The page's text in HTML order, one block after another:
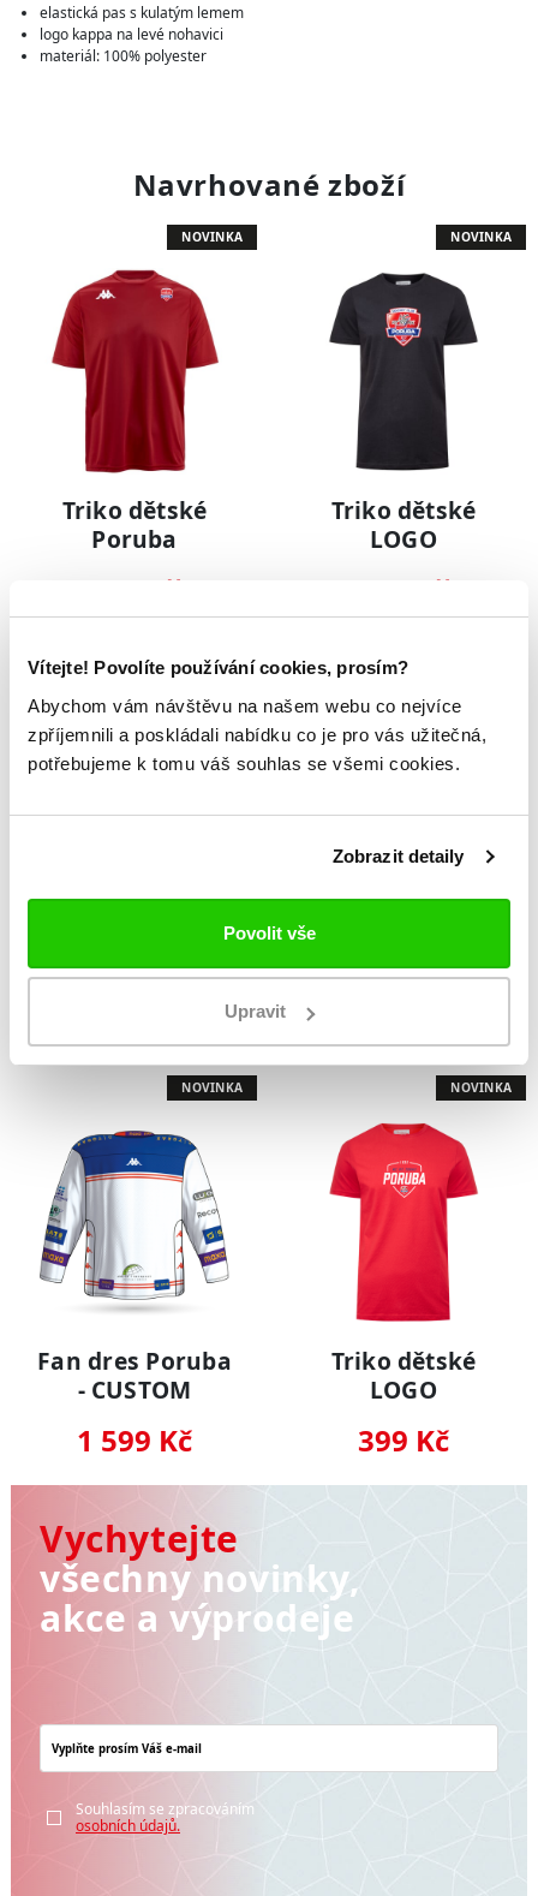
Vítejte! Povolíte používání cookies, prosím?
Abychom vám návštěvu na našem webu co nejvíce
zpříjemnili a poskládali nabídku co je pro vás užitečná,
potřebujeme k tomu váš souhlas se všemi cookies.
Zobrazit detaily
Povolit vše
Upravit
elastická pas s kulatým lemem
logo kappa na levé nohavici
materiál: 100% polyester
Navrhované zboží
NOVINKA
Triko dětské
Poruba
499 Kč
NOVINKA
Triko dětské
LOGO
399 Kč
NOVINKA
LOGO
Poruba
NOVINKA
Fan dres Poruba
- CUSTOM
1 599 Kč
NOVINKA
Triko dětské
LOGO
399 Kč
Vychytejte
všechny novinky,
akce a výprodeje
Souhlasím se zpracováním
osobních údajů.